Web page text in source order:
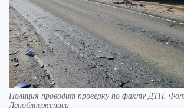
Полиция проводит проверку по факту ДТП.
Леноблпожспаса